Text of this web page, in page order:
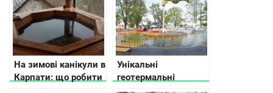
На зимові канікули в
Карпати: що робити
Унікальні
геотермальні
аквапарки в Україні